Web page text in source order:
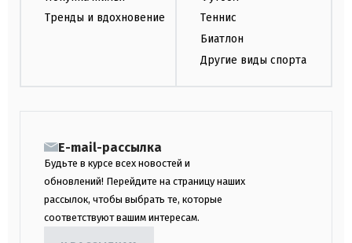
Тренды и вдохновение
Теннис
Биатлон
Другие виды спорта
E-mail-рассылка
Будьте в курсе всех новостей и
обновлений! Перейдите на страницу наших
рассылок, чтобы выбрать те, которые
соответствуют вашим интересам.